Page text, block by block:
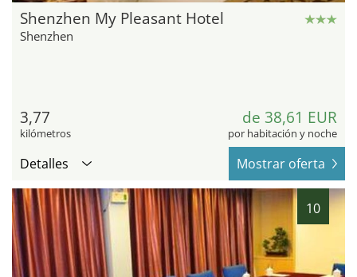
Shenzhen My Pleasant Hotel
Shenzhen
3,77
kilómetros
de 38,61 EUR
por habitación y noche
Detalles Mostrar oferta
10